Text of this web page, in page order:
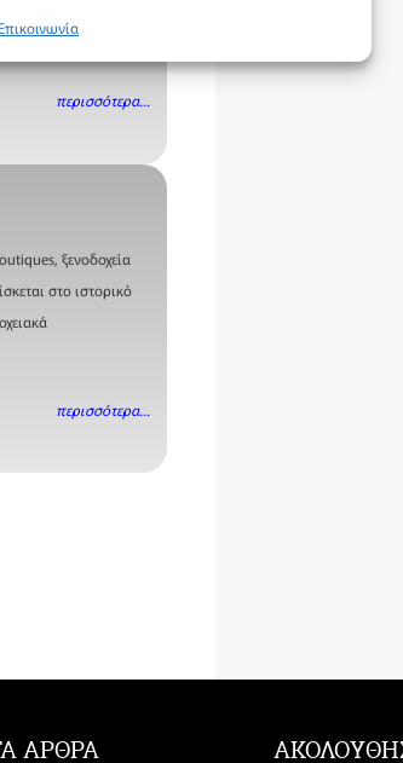
Διεθνής
περισσότερα...
ξενοδοχεία
στο ιστορικό
περισσότερα...
ΑΡΘΡΑ